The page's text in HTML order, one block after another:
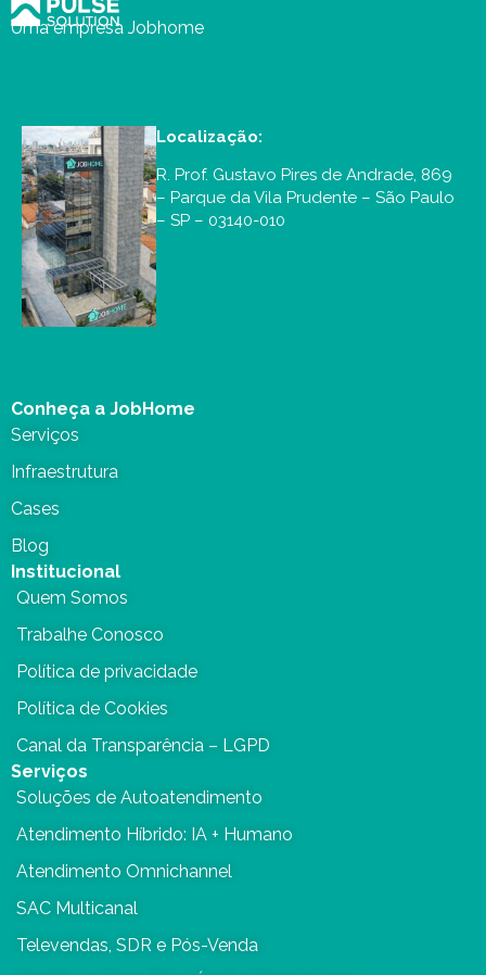
Uma empresa Jobhome
Localização:
R. Prof. Gustavo Pires de Andrade, 869
– Parque da Vila Prudente – São Paulo
– SP – 03140-010
Conheça a JobHome
Serviços
Infraestrutura
Cases
Blog
Institucional
Quem Somos
Trabalhe Conosco
Política de privacidade
Política de Cookies
Canal da Transparência – LGPD
Serviços
Soluções de Autoatendimento
Atendimento Híbrido: IA + Humano
Atendimento Omnichannel
SAC Multicanal
Televendas, SDR e Pós-Venda